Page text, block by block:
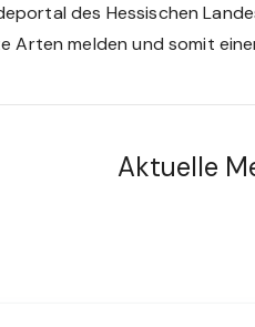
des Hessischen
Arten melden und somit
Aktuelle